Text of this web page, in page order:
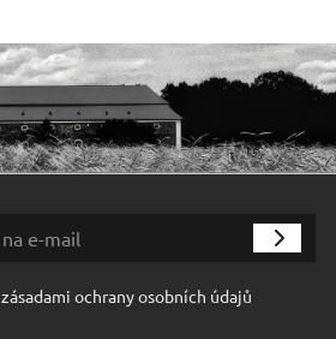
zásadami ochrany osobních údajů